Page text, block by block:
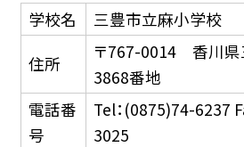
学校名
三豊市立麻小学校
住所
〒767-0014 香川県
3868番地
電話番
号
Tel：(0875)74-6237
3025